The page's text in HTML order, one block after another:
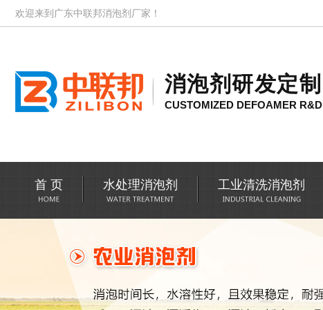
欢迎来到广东中联邦消泡剂厂家！
消泡剂研发定制
CUSTOMIZED DEFOAMER R&D
首 页 水处理消泡剂 工业清洗消泡剂